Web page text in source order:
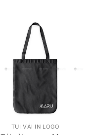
TÚI VẢI IN LOGO